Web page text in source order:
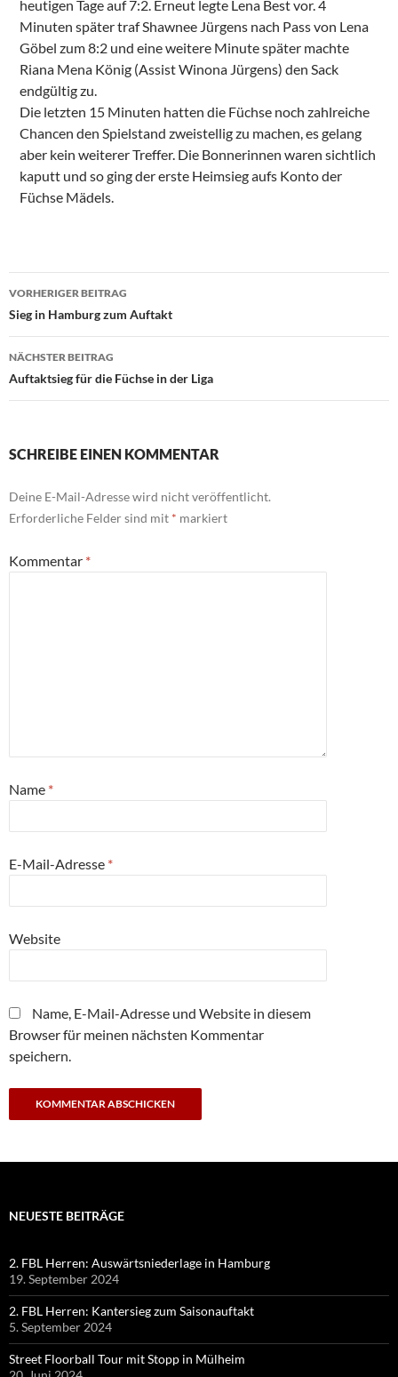
heutigen Tage auf 7:2. Erneut legte Lena Best vor. 4
Minuten später traf Shawnee Jürgens nach Pass von Lena
Göbel zum 8:2 und eine weitere Minute später machte
Riana Mena König (Assist Winona Jürgens) den Sack
endgültig zu.
Die letzten 15 Minuten hatten die Füchse noch zahlreiche
Chancen den Spielstand zweistellig zu machen, es gelang
aber kein weiterer Treffer. Die Bonnerinnen waren sichtlich
kaputt und so ging der erste Heimsieg aufs Konto der
Füchse Mädels.
Beitragsnavigation
VORHERIGER BEITRAG
Sieg in Hamburg zum Auftakt
NÄCHSTER BEITRAG
Auftaktsieg für die Füchse in der Liga
SCHREIBE EINEN KOMMENTAR
Deine E-Mail-Adresse wird nicht veröffentlicht.
Erforderliche Felder sind mit * markiert
Kommentar *
Name *
E-Mail-Adresse *
Website
Name, E-Mail-Adresse und Website in diesem
Browser für meinen nächsten Kommentar
speichern.
NEUESTE BEITRÄGE
2. FBL Herren: Auswärtsniederlage in Hamburg
19. September 2024
2. FBL Herren: Kantersieg zum Saisonauftakt
5. September 2024
Street Floorball Tour mit Stopp in Mülheim